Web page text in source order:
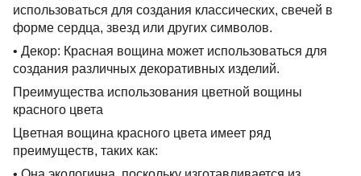
использоваться для создания классических, свечей в
форме сердца, звезд или других символов.
• Декор: Красная вощина может использоваться для
создания различных декоративных изделий.
Преимущества использования цветной вощины
красного цвета
Цветная вощина красного цвета имеет ряд
преимуществ, таких как: